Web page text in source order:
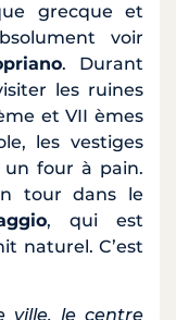
grecque et
voir
. Durant
les ruines
et VII èmes
les vestiges
un four à pain.
tour dans le
, qui est
naturel. C’est
ville, le centre